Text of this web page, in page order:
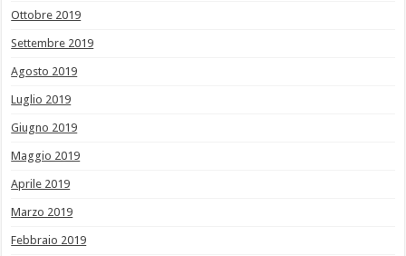
Ottobre 2019
Settembre 2019
Agosto 2019
Luglio 2019
Giugno 2019
Maggio 2019
Aprile 2019
Marzo 2019
Febbraio 2019